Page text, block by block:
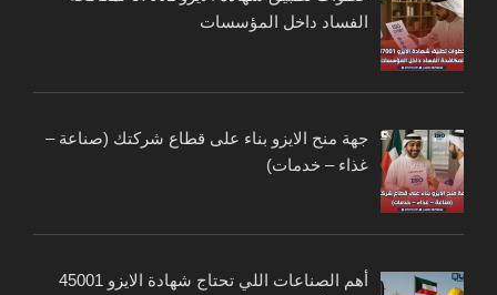
الفساد داخل المؤسسات
جهة منح الايزو بناء على قطاع شركتك (صناعة –
غذاء – خدمات)
أهم الصناعات اللي تحتاج شهادة الايزو 45001